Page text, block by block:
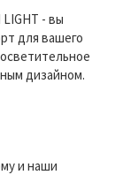
- вы
для вашего
дизайном.
и наши